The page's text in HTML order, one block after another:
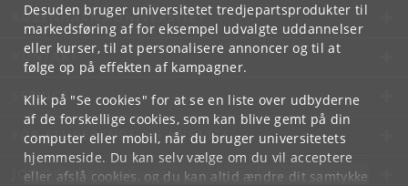
Desuden bruger universitetet tredjepartsprodukter til
markedsføring af for eksempel udvalgte uddannelser
eller kurser, til at personalisere annoncer og til at
følge op på effekten af kampagner.
Klik på "Se cookies" for at se en liste over udbyderne
af de forskellige cookies, som kan blive gemt på din
computer eller mobil, når du bruger universitetets
hjemmeside. Du kan selv vælge om du vil acceptere
eller afslå cookies, og du kan altid ændre dit samtykke
KØBENHAVNS UNIVERSITET
KONTAKT
SERVICES
FOR STUDERENDE OG ANSATTE
JOB OG KARRIERE